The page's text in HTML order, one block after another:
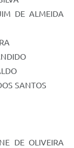
ALMEIDA
SANTOS
OLIVEIRA